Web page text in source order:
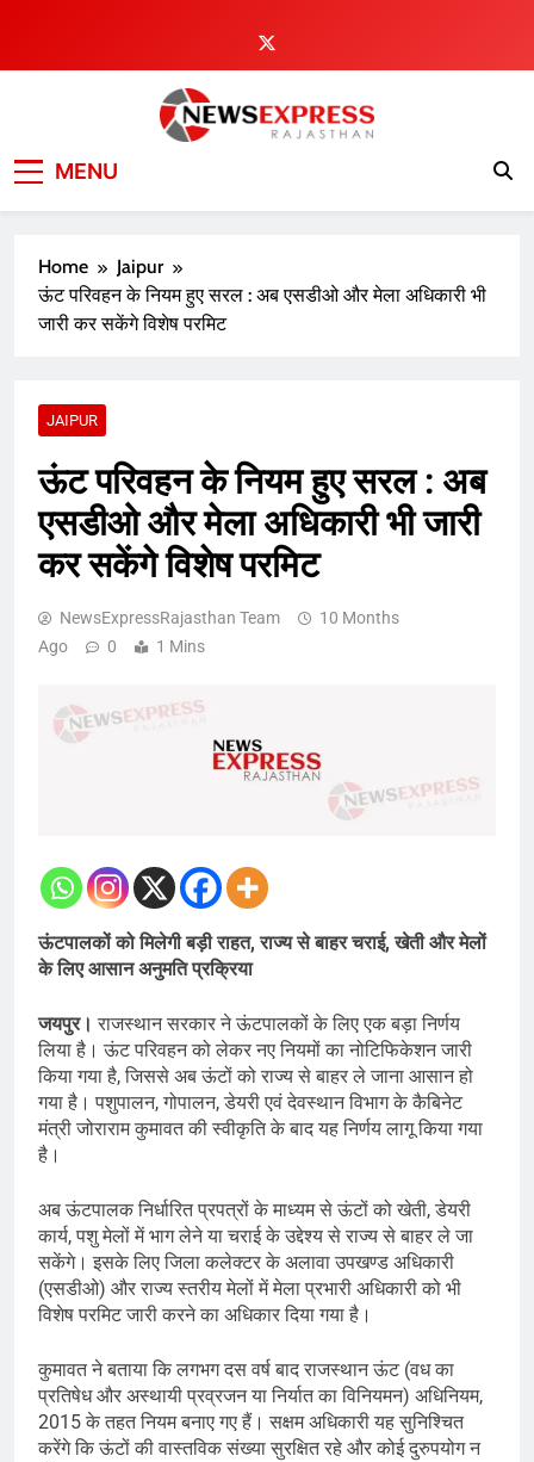
content
MENU
Home
Jaipur
ऊंट परिवहन के नियम हुए सरल : अब एसडीओ और मेला अधिकारी भी
जारी कर सकेंगे विशेष परमिट
JAIPUR
ऊंट परिवहन के नियम हुए सरल : अब
एसडीओ और मेला अधिकारी भी जारी
कर सकेंगे विशेष परमिट
NewsExpressRajasthan Team
10 Months
Ago
0 1 Mins
ऊंटपालकों को मिलेगी बड़ी राहत, राज्य से बाहर चराई, खेती और मेलों
के लिए आसान अनुमति प्रक्रिया
जयपुर।राजस्थान सरकार ने ऊंटपालकों के लिए एक बड़ा निर्णय
लिया है। ऊंट परिवहन को लेकर नए नियमों का नोटिफिकेशन जारी
किया गया है, जिससे अब ऊंटों को राज्य से बाहर ले जाना आसान हो
गया है। पशुपालन, गोपालन, डेयरी एवं देवस्थान विभाग के कैबिनेट
मंत्री जोराराम कुमावत की स्वीकृति के बाद यह निर्णय लागू किया गया
है।
अब ऊंटपालक निर्धारित प्रपत्रों के माध्यम से ऊंटों को खेती, डेयरी
कार्य, पशु मेलों में भाग लेने या चराई के उद्देश्य से राज्य से बाहर ले जा
सकेंगे। इसके लिए जिला कलेक्टर के अलावा उपखण्ड अधिकारी
(एसडीओ) और राज्य स्तरीय मेलों में मेला प्रभारी अधिकारी को भी
विशेष परमिट जारी करने का अधिकार दिया गया है।
कुमावत ने बताया कि लगभग दस वर्ष बाद राजस्थान ऊंट (वध का
प्रतिषेध और अस्थायी प्रव्रजन या निर्यात का विनियमन) अधिनियम,
2015 के तहत नियम बनाए गए हैं। सक्षम अधिकारी यह सुनिश्चित
करेंगे कि ऊंटों की वास्तविक संख्या सुरक्षित रहे और कोई दुरुपयोग न